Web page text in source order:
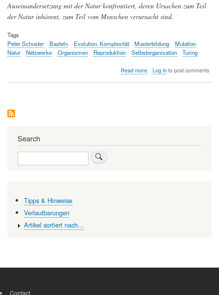
Auseinandersetzung mit der Natur konfrontiert, deren Ursachen zum Teil
der Natur inhärent, zum Teil vom Menschen verursacht sind.
Tags
Peter Schuster
Basteln Evolution. Komplexität Musterbildung
Mutation
Natur
Netzwerke Organismen Reproduktion Selbstorganisation Turing
Read moreabout
Log into post comments
Search
Search
Tipps & Hinweise
Verlautbarungen
Artikel sortiert nach…
Contact